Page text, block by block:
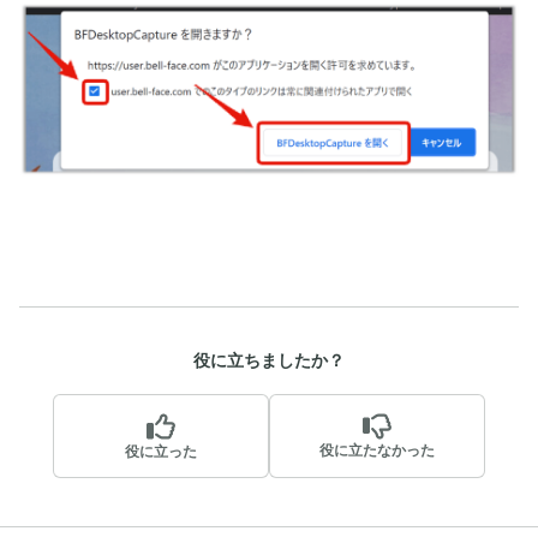
役に立ちましたか？
役に立った 役に立たなかった